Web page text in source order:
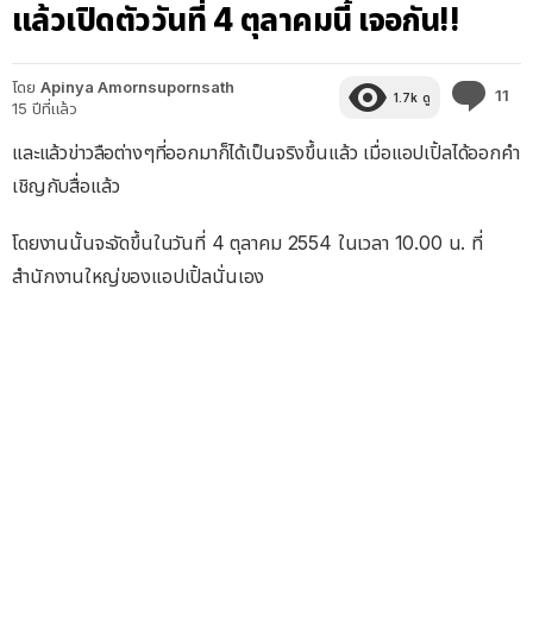
แล้วเปิดตัววันที่ 4 ตุลาคมนี้ เจอกัน!!
โดย Apinya Amornsupornsath
15 ปีที่แล้ว
1.7k ดู 11
และแล้วข่าวลือต่างๆที่ออกมาก็ได้เป็นจริงขึ้นแล้ว เมื่อแอปเปิ้ลได้ออกคำ
เชิญกับสื่อแล้ว
โดยงานนั้นจะจัดขึ้นในวันที่ 4 ตุลาคม 2554 ในเวลา 10.00 น. ที่
สำนักงานใหญ่ของแอปเปิ้ลนั่นเอง